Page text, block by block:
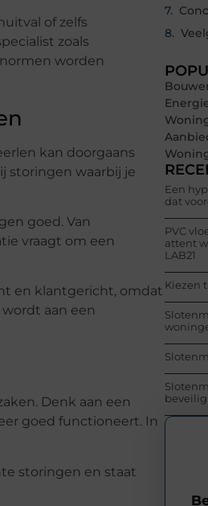
of zelfs
zoals
worden
kan doorgaans
storingen waarbij je
goed. Van
vraagt om een
en klantgericht, omdat
aan een
Denk aan een
goed functioneert. In
storingen en staat
Een
dat
PVC
attent
LAB21
Kiezen